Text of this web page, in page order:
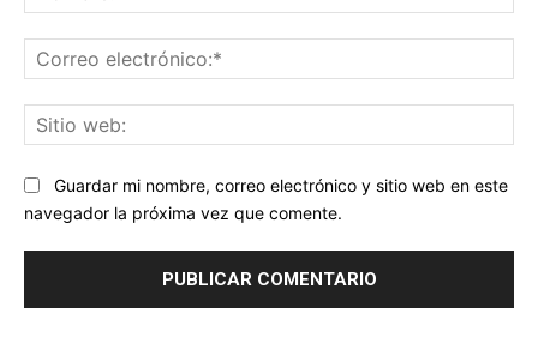
Guardar mi nombre, correo electrónico y sitio web en este
navegador la próxima vez que comente.